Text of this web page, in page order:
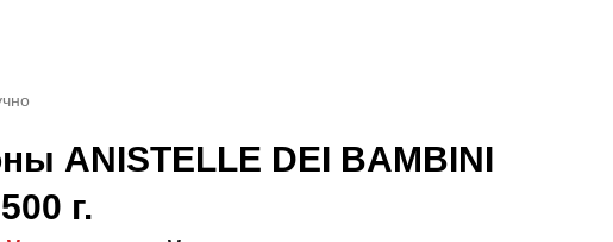
ANISTELLE DEI BAMBINI
г.